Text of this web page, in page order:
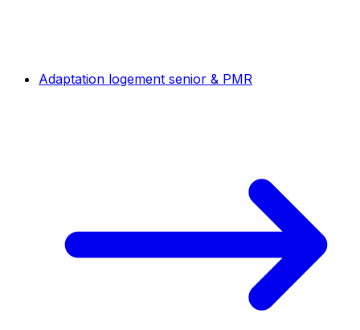
Adaptation logement senior & PMR